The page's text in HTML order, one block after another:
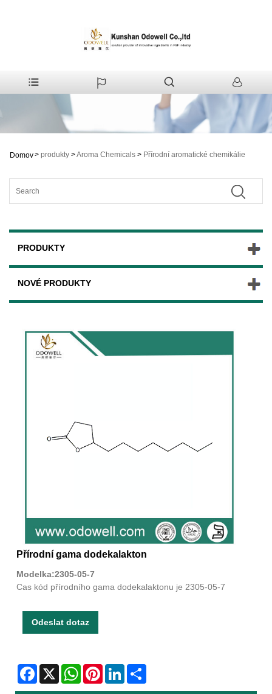
Domov> produkty >Aroma Chemicals > Přírodní aromatické chemikálie
PRODUKTY
NOVÉ PRODUKTY
Přírodní gama dodekalakton
Modelka:2305-05-7
Cas kód přírodního gama dodekalaktonu je 2305-05-7
Odeslat dotaz
Facebook
X WhatsAppPinterestLinkedIn